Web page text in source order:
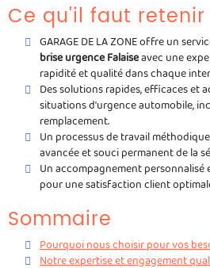
Ce qu'il faut retenir
GARAGE DE LA ZONE offre un
brise urgence Falaiseavec une
rapidité et qualité dans chaque
Des solutions rapides, efficaces et
situations d'urgence automobile,
remplacement.
Un processus de travail
avancée et souci permanent de la
Un accompagnement
pour une satisfaction client
Sommaire
Pourquoi nous choisir pour vos
Notre expertise et engagement